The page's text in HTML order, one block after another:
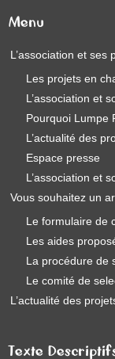
Menu
L’association et ses
Les projets en
L’association et
Pourquoi Lumpe
L’actualité des
Espace presse
L’association et
Vous souhaitez un
Le formulaire de
Les aides
La procédure de
Le comité de
L’actualité des
Texte